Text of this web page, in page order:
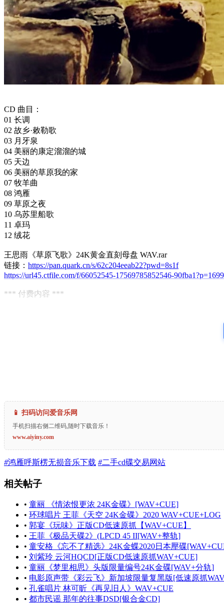
CD 曲目：
01 长调
02 故乡·敕勒歌
03 月牙泉
04 美丽的康定溜溜的城
05 天边
06 美丽的草原我的家
07 牧羊曲
08 鸿雁
09 草原之夜
10 乌苏里船歌
11 卓玛
12 绒花
王思雨《草原飞歌》24K黄金直刻母盘 WAV.rar
链接： https://pan.quark.cn/s/62c204eeab22?pwd=8s1f
https://url45.ctfile.com/f/66052545-17569785852546-90fba1?p=1699
*** 付费内容 ***
📱 扫码访问爱音乐网
手机扫描右侧二维码,随时下载音乐！
www.aiyiny.com
#鸿雁呼斯楞无损音乐下载 #二手cd碟交易网站
相关帖子
• 童丽 《情浓恨更浓 24K金碟》[WAV+CUE]
• 环球唱片 王菲《天空 24K金碟》2020 WAV+CUE+LOG
• 郭宴《玩味》正版CD低速原抓【WAV+CUE】
• 王菲《极品天碟2》(LPCD 45 II[WAV+整轨]
• 童安格《忘不了精选》24K金蝶2020日本壓碟
• 刘紫玲 云河HQCD[正版CD低速原抓WAV+CUE]
• 童丽《梦里相思》头版限量编号24K金碟[WAV+分轨]
• 电影原声带《彩云飞》新加坡限量复黑版[低速原抓
• 孔雀唱片 林可昕《再见旧人》WAV+CUE
• 都市民谣 那年的往事DSD[银合金CD]